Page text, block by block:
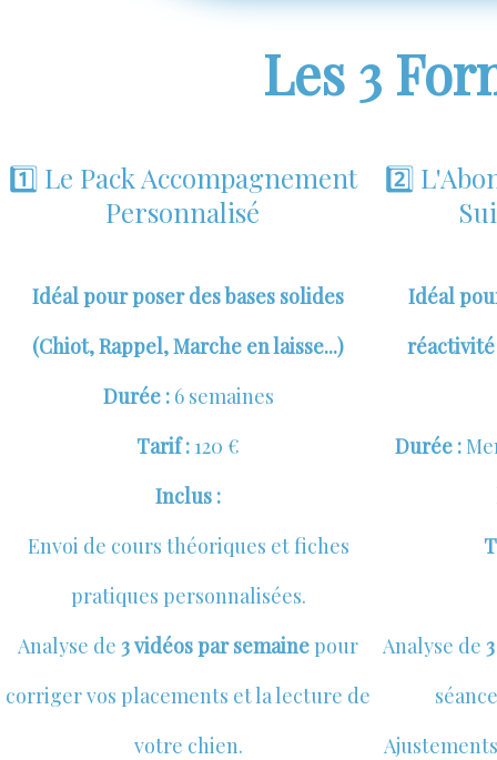
Les 3
1️⃣ Le Pack Accompagnement
Personnalisé
2️⃣
Idéal pour poser des bases solides
(Chiot, Rappel, Marche en laisse...)
Durée : 6 semaines
Tarif : 120 €
Inclus :
Envoi de cours théoriques et fiches
pratiques personnalisées.
Analyse de 3 vidéos par semainepour
corriger vos placements et la lecture de
votre chien.
Idéal
Durée :
Analyse de